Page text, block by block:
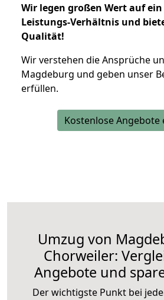
Wir legen großen Wert auf
Leistungs-Verhältnis und
Qualität!
Wir verstehen die Ansprüche
Magdeburg und geben unser
erfüllen.
Kostenlose Angebote
Umzug von
Chorweiler:
Angebote und
Der wichtigste Punkt bei